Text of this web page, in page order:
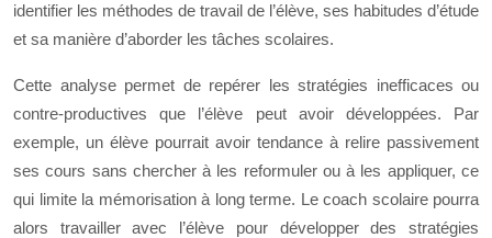
identifier les méthodes de travail de l’élève, ses habitudes d’étude
et sa manière d’aborder les tâches scolaires.
Cette analyse permet de repérer les stratégies inefficaces ou
contre-productives que l’élève peut avoir développées. Par
exemple, un élève pourrait avoir tendance à relire passivement
ses cours sans chercher à les reformuler ou à les appliquer, ce
qui limite la mémorisation à long terme. Le coach scolaire pourra
alors travailler avec l’élève pour développer des stratégies